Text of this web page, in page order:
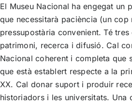
El Museu Nacional ha engegat un
que necessitarà paciència (un
pressupostària convenient. Té
patrimoni, recerca i difusió. Cal
Nacional coherent i completa que
que està establert respecte a la
XX. Cal donar suport i produir
historiadors i les universitats. Una